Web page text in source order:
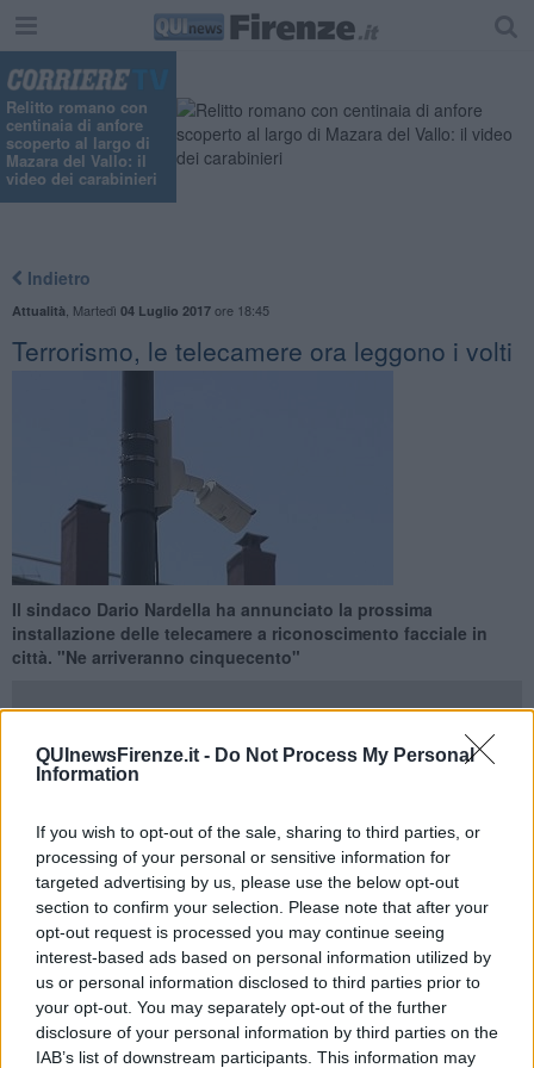
QUInewsFirenze.it - Do Not Process My Personal
Information
If you wish to opt-out of the sale, sharing to third parties, or
processing of your personal or sensitive information for
targeted advertising by us, please use the below opt-out
section to confirm your selection. Please note that after your
opt-out request is processed you may continue seeing
interest-based ads based on personal information utilized by
us or personal information disclosed to third parties prior to
your opt-out. You may separately opt-out of the further
disclosure of your personal information by third parties on the
IAB’s list of downstream participants. This information may
Relitto romano con
centinaia di anfore
scoperto al largo di
Mazara del Vallo: il
video dei carabinieri
Indietro
Attualità Martedì 04 Luglio 2017ore 18:45
Terrorismo, le telecamere ora leggono i volti
Il sindaco Dario Nardella ha annunciato la prossima
installazione delle telecamere a riconoscimento facciale in
città. "Ne arriveranno cinquecento"
mandato vogliamo completare tutto il progetto di installazione di
circacinquecento telecamere , e lo faremo con un sistema di
software avanzato, tra i più avanzati che ci sono al mondo, che
prevede anche il riconoscimento facciale".
Il sistema, tecnologicamente molto avanzato, è studiato per aiutare
le forze di polizia a rintracciare e riconoscere malviventi e terroristi.
La videosorveglianza, ha spiegato il sindaco, ha già dato risultati
come dimostrano "i tre casi di omicidio di donne, di femminicidio,
che abbiamo avuto a Firenze negli ultimi tre anni sono stati risolti,
quanto meno nell'individuazione dei presunti colpevoli, grazie al